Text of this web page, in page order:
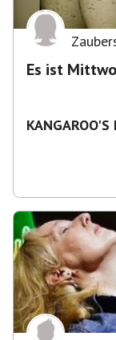
Es ist